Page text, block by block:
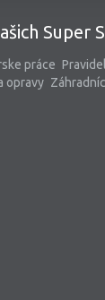
Super
práce
opravy